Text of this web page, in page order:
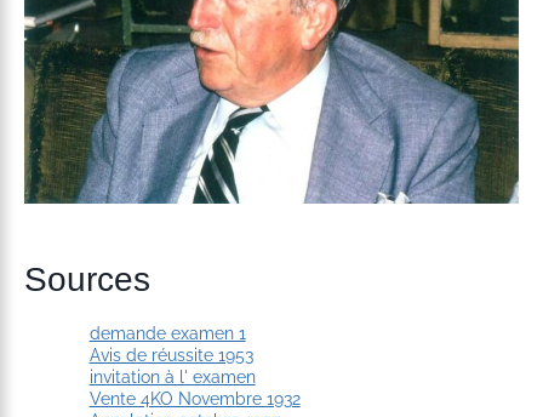
Sources
demande examen 1
Avis de réussite 1953
invitation à l' examen
Vente 4KO Novembre 1932